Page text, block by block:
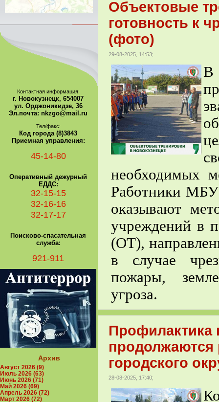
Объектовые
готовность к
(фото)
29-08-2025, 14:53;
В
необходимых
Работники МБУ
оказывают
учреждений в
(ОТ),
в случае
пожары,
угроза.
Профилактика
городского
28-08-2025, 17:40;
Контактная информация:
г. Новокузнецк, 654007
ул. Орджоникидзе, 36
Эл.почта: nkzgo@mail.ru
Тел/факс:
Код города (8)3843
Приемная управления:
45-14-80
Оперативный дежурный
ЕДДС:
32-15-15
32-16-16
32-17-17
Поисково-спасательная
служба:
921-911
Архив
Август 2026 (9)
Июль 2026 (63)
Июнь 2026 (71)
Май 2026 (69)
Апрель 2026 (72)
Март 2026 (72)